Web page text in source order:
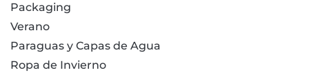
Packaging
Verano
Paraguas y Capas de Agua
Ropa de Invierno